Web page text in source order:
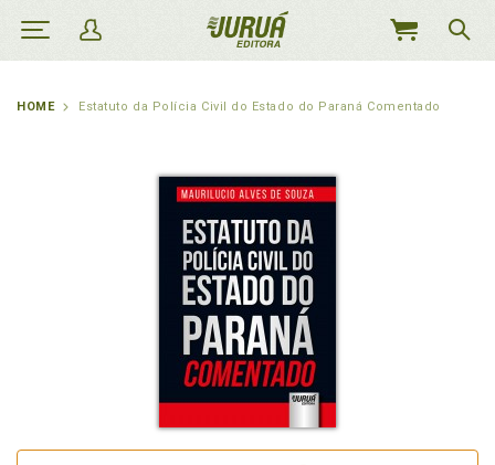
MEU
HOME Estatuto da Polícia Civil do Estado do Paraná Comentado